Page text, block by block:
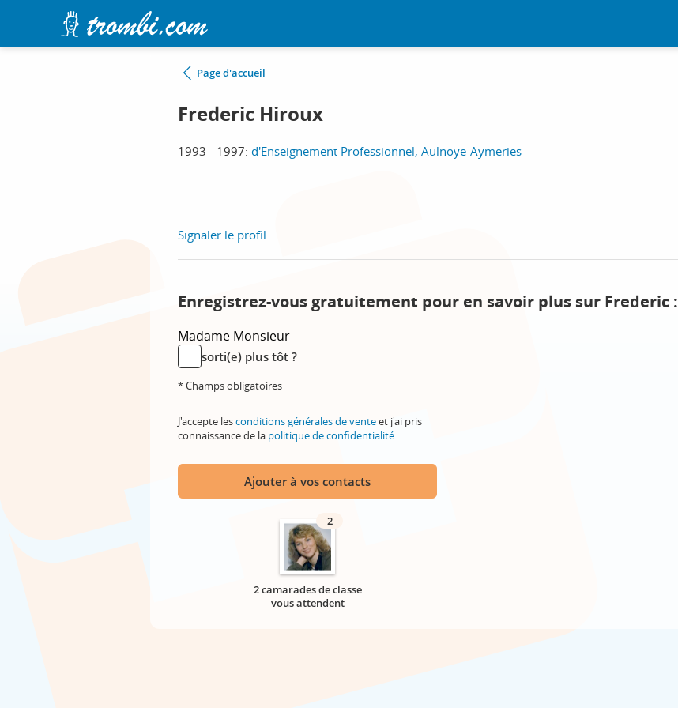
Page d'accueil
Frederic Hiroux
1993 - 1997: d'Enseignement Professionnel, Aulnoye-Aymeries
Signaler le profil
Enregistrez-vous gratuitement pour en savoir plus sur Frederic :
Madame Monsieur
sorti(e) plus tôt ?
* Champs obligatoires
J'accepte lesconditions générales de venteet j'ai pris
connaissance de la politique de confidentialité.
Ajouter à vos contacts
2
2 camarades de classe
vous attendent